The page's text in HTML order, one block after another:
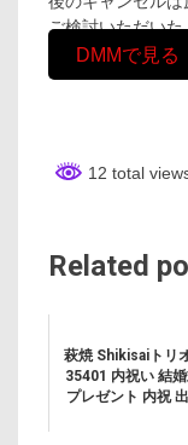
ご検討いただいた
DMMで見る
12 total
Related
萩焼 Shikisaiトリ
35401 内祝い 結
プレゼント 内祝